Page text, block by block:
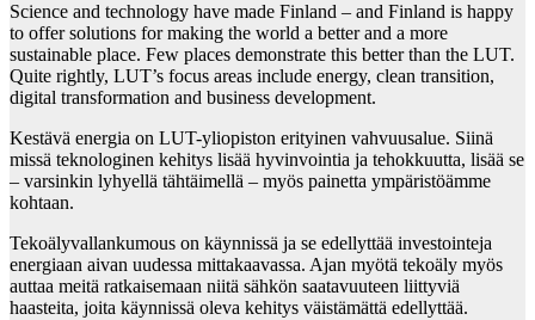
Science and technology have made Finland – and Finland is happy
to offer solutions for making the world a better and a more
sustainable place. Few places demonstrate this better than the LUT.
Quite rightly, LUT’s focus areas include energy, clean transition,
digital transformation and business development.
Kestävä energia on LUT-yliopiston erityinen vahvuusalue. Siinä
missä teknologinen kehitys lisää hyvinvointia ja tehokkuutta, lisää se
– varsinkin lyhyellä tähtäimellä – myös painetta ympäristöämme
kohtaan.
Tekoälyvallankumous on käynnissä ja se edellyttää investointeja
energiaan aivan uudessa mittakaavassa. Ajan myötä tekoäly myös
auttaa meitä ratkaisemaan niitä sähkön saatavuuteen liittyviä
haasteita, joita käynnissä oleva kehitys väistämättä edellyttää.